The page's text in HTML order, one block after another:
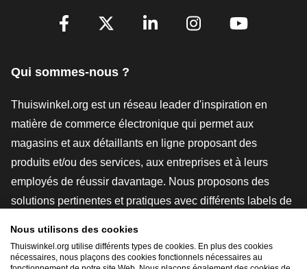
[_General:SocialMediaTitle]
Qui sommes-nous ?
Thuiswinkel.org est un réseau leader d'inspiration en
matière de commerce électronique qui permet aux
magasins et aux détaillants en ligne proposant des
produits et/ou des services, aux entreprises et à leurs
employés de réussir davantage. Nous proposons des
solutions pertinentes et pratiques avec différents labels de
conseils juridiques, des actions de sensibilisation, des
études de marché, et nous disposons de notre propre
Nous utilisons des cookies
Thuiswinkel.org utilise différents types de cookies. En plus des cookies
nécessaires, nous plaçons des cookies fonctionnels nécessaires au